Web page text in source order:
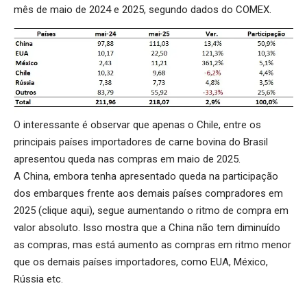
mês de maio de 2024 e 2025, segundo dados do COMEX.
O interessante é observar que apenas o Chile, entre os
principais países importadores de carne bovina do Brasil
apresentou queda nas compras em maio de 2025.
A China, embora tenha apresentado queda na participação
dos embarques frente aos demais países compradores em
2025 (clique aqui), segue aumentando o ritmo de compra em
valor absoluto. Isso mostra que a China não tem diminuído
as compras, mas está aumento as compras em ritmo menor
que os demais países importadores, como EUA, México,
Rússia etc.